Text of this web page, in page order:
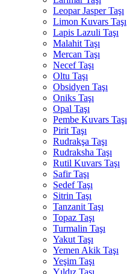
Leopar Jasper Taşı
Limon Kuvars Taşı
Lapis Lazuli Taşı
Malahit Taşı
Mercan Taşı
Necef Taşı
Oltu Taşı
Obsidyen Taşı
Oniks Taşı
Opal Taşı
Pembe Kuvars Taşı
Pirit Taşı
Rudrakşa Taşı
Rudraksha Taşı
Rutil Kuvars Taşı
Safir Taşı
Sedef Taşı
Sitrin Taşı
Tanzanit Taşı
Topaz Taşı
Turmalin Taşı
Yakut Taşı
Yemen Akik Taşı
Yeşim Taşı
Yıldız Taşı